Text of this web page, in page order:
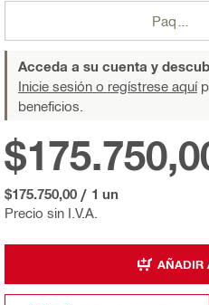
Acceda a su cuenta y
Inicie sesión o regístrese aquí
beneficios.
Precio sin I.V.A.
$175.750,00 / 1 un
AÑADIR